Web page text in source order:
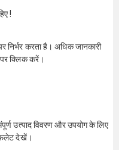
!
निर्भर करता है। अधिक जानकारी
क्लिक करें।
उत्पाद विवरण और उपयोग के लिए
देखें।